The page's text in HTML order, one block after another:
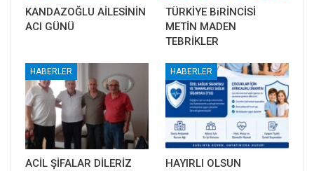
KANDAZOĞLU AİLESİNİN
ACI GÜNÜ
TÜRKİYE BiRİNCİSİ
METİN MADEN
TEBRİKLER
HABERLER
ACİL ŞİFALAR DİLERİZ
HABERLER
HAYIRLI OLSUN